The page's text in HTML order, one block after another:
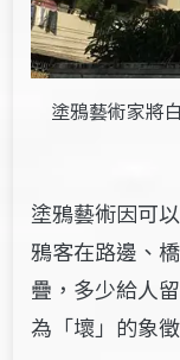
塗鴉藝術家將
塗鴉藝術因可
鴉客在路邊、
疊，多少給人
為「壞」的象徵